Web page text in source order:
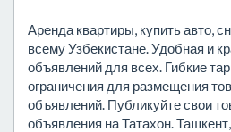
Аренда квартиры, купить авто,
всему Узбекистане. Удобная и
объявлений для всех. Гибкие
ограничения для размещения
объявлений. Публикуйте свои
объявления на Татахон.